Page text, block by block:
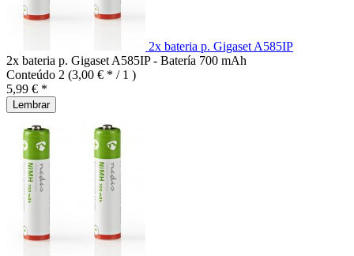
2x bateria p. Gigaset A585IP
2x bateria p. Gigaset A585IP - Batería 700 mAh
Conteúdo 2 (3,00 € * / 1 )
5,99 € *
Lembrar